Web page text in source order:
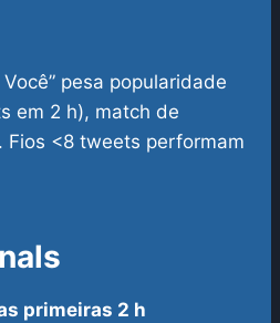
Você” pesa popularidade
em 2 h), match de
Fios <8 tweets performam
primeiras 2 h